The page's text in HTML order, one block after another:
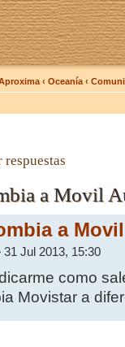
‹ Oceanía ‹
a Movil
a
Jul 2013, 15:30
como
Movistar a